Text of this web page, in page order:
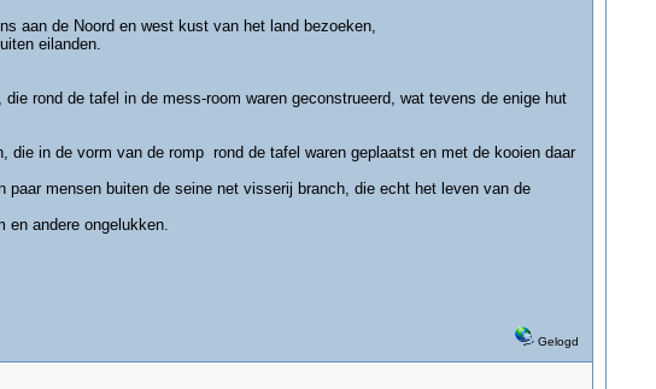
aan de Noord en west kust van het land bezoeken,
eilanden.
rond de tafel in de mess-room waren geconstrueerd, wat tevens de enige hut
die in de vorm van de romp rond de tafel waren geplaatst en met de kooien daar
mensen buiten de seine net visserij branch, die echt het leven van de
en andere ongelukken.
Gelogd